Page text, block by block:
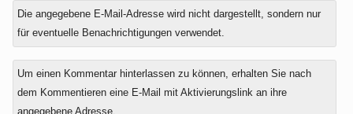
Antwort
zu
Die angegebene E-Mail-Adresse wird nicht dargestellt, sondern nur
für eventuelle Benachrichtigungen verwendet.
Um einen Kommentar hinterlassen zu können, erhalten Sie nach
dem Kommentieren eine E-Mail mit Aktivierungslink an ihre
angegebene Adresse.